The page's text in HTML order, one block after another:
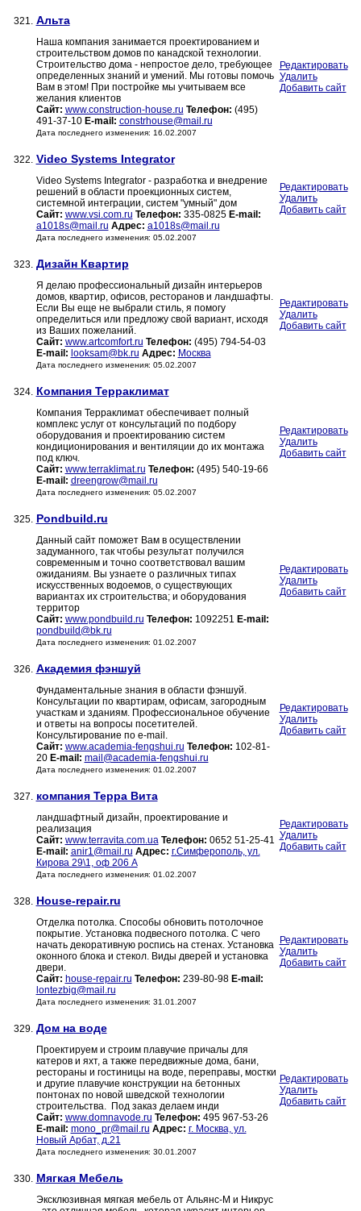
321. Альта
Наша компания занимается проектированием и
строительством домов по канадской технологии.
Строительство дома - непростое дело, требующее
определенных знаний и умений. Мы готовы помочь
Вам в этом! При постройке мы учитываем все
желания клиентов
Сайт: www.construction-house.ru Телефон: (495)
491-37-10 E-mail: constrhouse@mail.ru
Дата последнего изменения: 16.02.2007
Редактировать
Удалить
Добавить сайт
322. Video Systems Integrator
Video Systems Integrator - разработка и внедрение
решений в области проекционных систем,
системной интеграции, систем "умный" дом
Сайт: www.vsi.com.ru Телефон: 335-0825 E-mail:
a1018s@mail.ru Адрес: a1018s@mail.ru
Дата последнего изменения: 05.02.2007
Редактировать
Удалить
Добавить сайт
323. Дизайн Квартир
Я делаю профессиональный дизайн интерьеров
домов, квартир, офисов, ресторанов и ландшафты.
Если Вы еще не выбрали стиль, я помогу
определиться или предложу свой вариант, исходя
из Ваших пожеланий.
Сайт: www.artcomfort.ru Телефон: (495) 794-54-03
E-mail: looksam@bk.ru Адрес: Москва
Дата последнего изменения: 05.02.2007
Редактировать
Удалить
Добавить сайт
324. Компания Терраклимат
Компания Терраклимат обеспечивает полный
комплекс услуг от консультаций по подбору
оборудования и проектированию систем
кондиционирования и вентиляции до их монтажа
под ключ.
Сайт: www.terraklimat.ru Телефон: (495) 540-19-66
E-mail: dreengrow@mail.ru
Дата последнего изменения: 05.02.2007
Редактировать
Удалить
Добавить сайт
325. Pondbuild.ru
Данный сайт поможет Вам в осуществлении
задуманного, так чтобы результат получился
современным и точно соответствовал вашим
ожиданиям. Вы узнаете о различных типах
искусственных водоемов, о существующих
вариантах их строительства; и оборудования
территор
Сайт: www.pondbuild.ru Телефон: 1092251 E-mail:
pondbuild@bk.ru
Дата последнего изменения: 01.02.2007
Редактировать
Удалить
Добавить сайт
326. Академия фэншуй
Фундаментальные знания в области фэншуй.
Консультации по квартирам, офисам, загородным
участкам и зданиям. Профессиональное обучение
и ответы на вопросы посетителей.
Консультирование по e-mail.
Сайт: www.academia-fengshui.ru Телефон: 102-81-
20 E-mail: mail@academia-fengshui.ru
Дата последнего изменения: 01.02.2007
Редактировать
Удалить
Добавить сайт
327. компания Терра Вита
ландшафтный дизайн, проектирование и
реализация
Сайт: www.terravita.com.ua Телефон: 0652 51-25-41
E-mail: anir1@mail.ru Адрес: г.Симферополь, ул.
Кирова 29\1, оф 206 А
Дата последнего изменения: 01.02.2007
Редактировать
Удалить
Добавить сайт
328. House-repair.ru
Отделка потолка. Способы обновить потолочное
покрытие. Установка подвесного потолка. С чего
начать декоративную роспись на стенах. Установка
оконного блока и стекол. Виды дверей и установка
двери.
Сайт: house-repair.ru Телефон: 239-80-98 E-mail:
lontezbig@mail.ru
Дата последнего изменения: 31.01.2007
Редактировать
Удалить
Добавить сайт
329. Дом на воде
Проектируем и строим плавучие причалы для
катеров и яхт, а также передвижные дома, бани,
рестораны и гостиницы на воде, переправы, мостки
и другие плавучие конструкции на бетонных
понтонах по новой шведской технологии
строительства. Под заказ делаем инди
Сайт: www.domnavode.ru Телефон: 495 967-53-26
E-mail: mono_pr@mail.ru Адрес: г. Москва, ул.
Новый Арбат, д.21
Дата последнего изменения: 30.01.2007
Редактировать
Удалить
Добавить сайт
330. Мягкая Мебель
Эксклюзивная мягкая мебель от Альянс-М и Никрус